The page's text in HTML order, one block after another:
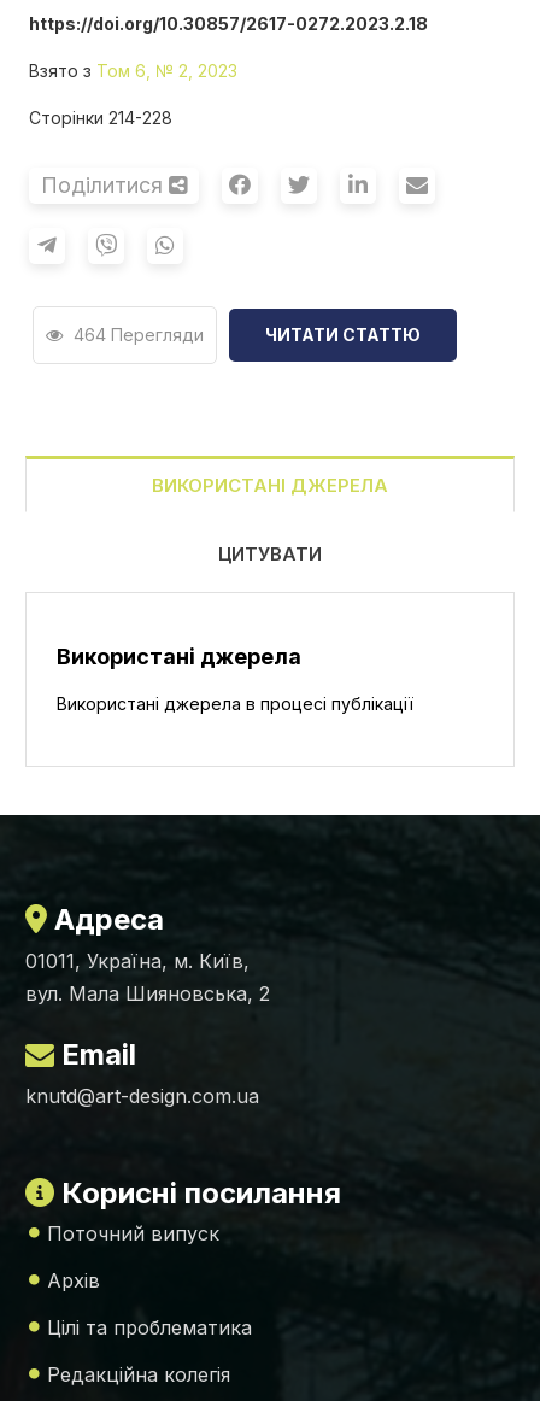
https://doi.org/10.30857/2617-0272.2023.2.18
Взято з Том 6, № 2, 2023
Сторінки 214-228
Поділитися
464 Перегляди ЧИТАТИ СТАТТЮ
ВИКОРИСТАНІ ДЖЕРЕЛА
ЦИТУВАТИ
Використані джерела
Використані джерела в процесі публікації
Адреса
01011, Україна, м. Київ,
вул. Мала Шияновська, 2
Email
knutd@art-design.com.ua
Корисні посилання
Поточний випуск
Архів
Цілі та проблематика
Редакційна колегія